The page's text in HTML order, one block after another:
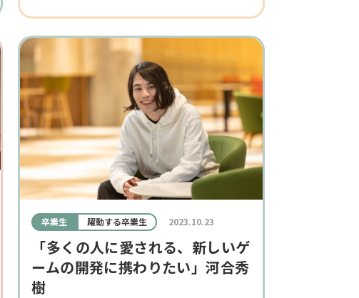
卒業生 躍動する卒業生 2023.10.23
「多くの人に愛される、新しいゲ
ームの開発に携わりたい」河合秀
樹